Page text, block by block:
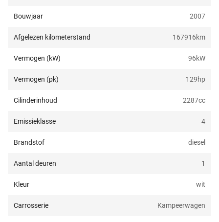
Bouwjaar 2007
Afgelezen kilometerstand 167916km
Vermogen (kW) 96kW
Vermogen (pk) 129hp
Cilinderinhoud 2287cc
Emissieklasse 4
Brandstof diesel
Aantal deuren 1
Kleur wit
Carrosserie Kampeerwagen